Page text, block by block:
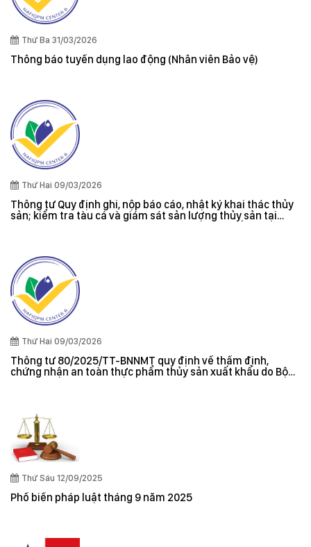
Thứ Ba 31/03/2026
Thông báo tuyển dụng lao động (Nhân viên Bảo vệ)
Thứ Hai 09/03/2026
Thông tư Quy định ghi, nộp báo cáo, nhật ký khai thác thủy
sản; kiểm tra tàu cá và giám sát sản lượng thủy sản tại
Thứ Hai 09/03/2026
Thông tư 80/2025/TT-BNNMT quy định về thẩm định,
chứng nhận an toàn thực phẩm thủy sản xuất khẩu do Bộ
Thứ Sáu 12/09/2025
Phổ biến pháp luật tháng 9 năm 2025